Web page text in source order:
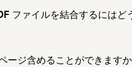
ファイルを結合するにはど
ージ含めることができますか